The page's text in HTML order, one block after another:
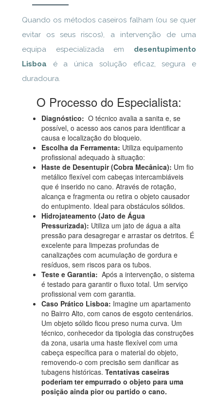
Quando os métodos caseiros falham (ou se quer
evitar os seus riscos), a intervenção de uma
equipa especializada em desentupimento
Lisboa é a única solução eficaz, segura e
duradoura.
O Processo do Especialista:
Diagnóstico: O técnico avalia a sanita e, se
possível, o acesso aos canos para identificar a
causa e localização do bloqueio.
Escolha da Ferramenta: Utiliza equipamento
profissional adequado à situação:
Haste de Desentupir (Cobra Mecânica): Um fio
metálico flexível com cabeças intercambiáveis
que é inserido no cano. Através de rotação,
alcança e fragmenta ou retira o objeto causador
do entupimento. Ideal para obstáculos sólidos.
Hidrojateamento (Jato de Água
Pressurizada): Utiliza um jato de água a alta
pressão para desagregar e arrastar os detritos. É
excelente para limpezas profundas de
canalizações com acumulação de gordura e
resíduos, sem riscos para os tubos.
Teste e Garantia: Após a intervenção, o sistema
é testado para garantir o fluxo total. Um serviço
profissional vem com garantia.
Caso Prático Lisboa: Imagine um apartamento
no Bairro Alto, com canos de esgoto centenários.
Um objeto sólido ficou preso numa curva. Um
técnico, conhecedor da tipologia das construções
da zona, usaria uma haste flexível com uma
cabeça específica para o material do objeto,
removendo-o com precisão sem danificar as
tubagens históricas. Tentativas caseiras
poderiam ter empurrado o objeto para uma
posição ainda pior ou partido o cano.